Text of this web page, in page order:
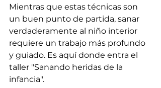
Mientras que estas técnicas son
un buen punto de partida, sanar
verdaderamente al niño interior
requiere un trabajo más profundo
y guiado. Es aquí donde entra el
taller "Sanando heridas de la
infancia".